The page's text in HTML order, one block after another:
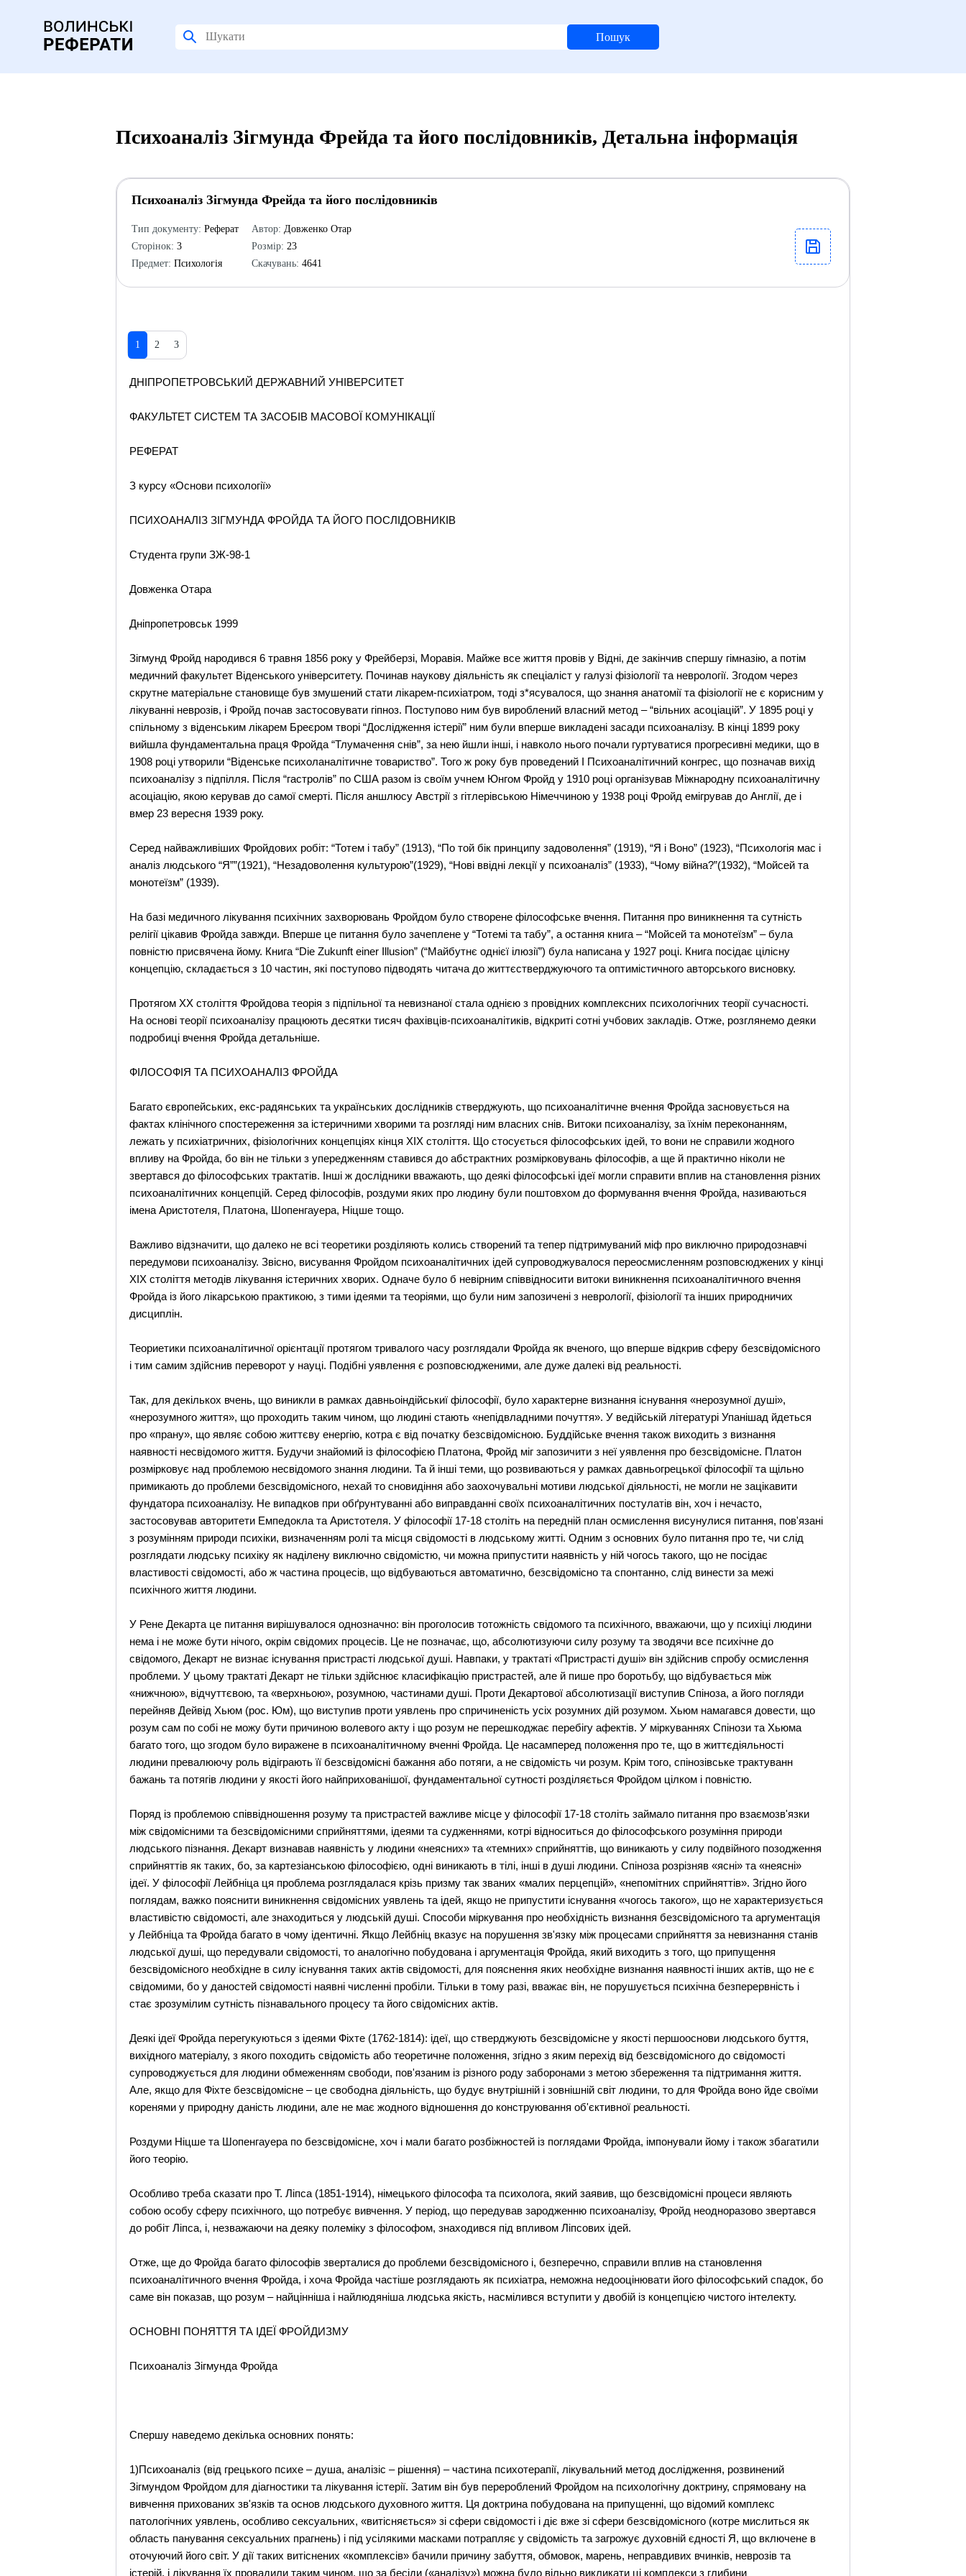
Пошук
Психоаналіз Зігмунда Фрейда та його послідовників, Детальна інформація
Психоаналіз Зігмунда Фрейда та його послідовників
Тип документу: Реферат
Сторінок: 3
Предмет: Психологія
Автор: Довженко Отар
Розмір: 23
Скачувань: 4641
1 2 3
ДНІПРОПЕТРОВСЬКИЙ ДЕРЖАВНИЙ УНІВЕРСИТЕТ
ФАКУЛЬТЕТ СИСТЕМ ТА ЗАСОБІВ МАСОВОЇ КОМУНІКАЦІЇ
РЕФЕРАТ
З курсу «Основи психології»
ПСИХОАНАЛІЗ ЗІГМУНДА ФРОЙДА ТА ЙОГО ПОСЛІДОВНИКІВ
Студента групи ЗЖ-98-1
Довженка Отара
Дніпропетровськ 1999
Зігмунд Фройд народився 6 травня 1856 року у Фрейберзі, Моравія. Майже все життя провів у Відні, де закінчив спершу гімназію, а потім
медичний факультет Віденського університету. Починав наукову діяльність як спеціаліст у галузі фізіології та неврології. Згодом через
скрутне матеріальне становище був змушений стати лікарем-психіатром, тоді з*ясувалося, що знання анатомії та фізіології не є корисним у
лікуванні неврозів, і Фройд почав застосовувати гіпноз. Поступово ним був вироблений власний метод – “вільних асоціацій”. У 1895 році у
спільному з віденським лікарем Бреєром творі “Дослідження істерії” ним були вперше викладені засади психоаналізу. В кінці 1899 року
вийшла фундаментальна праця Фройда “Тлумачення снів”, за нею йшли інші, і навколо нього почали гуртуватися прогресивні медики, що в
1908 році утворили “Віденське психоланалітичне товариство”. Того ж року був проведений І Психоаналітичний конгрес, що позначав вихід
психоаналізу з підпілля. Після “гастролів” по США разом із своїм учнем Юнгом Фройд у 1910 році організував Міжнародну психоаналітичну
асоціацію, якою керував до самої смерті. Після аншлюсу Австрії з гітлерівською Німеччиною у 1938 році Фройд емігрував до Англії, де і
вмер 23 вересня 1939 року.
Серед найважливіших Фройдових робіт: “Тотем і табу” (1913), “По той бік принципу задоволення” (1919), “Я і Воно” (1923), “Психологія мас і
аналіз людського “Я””(1921), “Незадоволення культурою”(1929), “Нові ввідні лекції у психоаналіз” (1933), “Чому війна?”(1932), “Мойсей та
монотеїзм” (1939).
На базі медичного лікування психічних захворювань Фройдом було створене філософське вчення. Питання про виникнення та сутність
релігії цікавив Фройда завжди. Вперше це питання було зачеплене у “Тотемі та табу”, а остання книга – “Мойсей та монотеїзм” – була
повністю присвячена йому. Книга “Die Zukunft einer Illusion” (“Майбутнє однієї ілюзії”) була написана у 1927 році. Книга посідає цілісну
концепцію, складається з 10 частин, які поступово підводять читача до життєстверджуючого та оптимістичного авторського висновку.
Протягом ХХ століття Фройдова теорія з підпільної та невизнаної стала однією з провідних комплексних психологічних теорії сучасності.
На основі теорії психоаналізу працюють десятки тисяч фахівців-психоаналітиків, відкриті сотні учбових закладів. Отже, розглянемо деяки
подробиці вчення Фройда детальніше.
ФІЛОСОФІЯ ТА ПСИХОАНАЛІЗ ФРОЙДА
Багато європейських, екс-радянських та українських дослідників стверджують, що психоаналітичне вчення Фройда засновується на
фактах клінічного спостереження за істеричними хворими та розгляді ним власних снів. Витоки психоаналізу, за їхнім переконанням,
лежать у психіатричних, фізіологічних концепціях кінця ХІХ століття. Що стосується філософських ідей, то вони не справили жодного
впливу на Фройда, бо він не тільки з упередженням ставився до абстрактних розмірковувань філософів, а ще й практично ніколи не
звертався до філософських трактатів. Інші ж дослідники вважають, що деякі філософські ідеї могли справити вплив на становлення різних
психоаналітичних концепцій. Серед філософів, роздуми яких про людину були поштовхом до формування вчення Фройда, називаються
імена Аристотеля, Платона, Шопенгауера, Ніцше тощо.
Важливо відзначити, що далеко не всі теоретики розділяють колись створений та тепер підтримуваний міф про виключно природознавчі
передумови психоаналізу. Звісно, висування Фройдом психоаналітичних ідей супроводжувалося переосмисленням розповсюджених у кінці
ХІХ століття методів лікування істеричних хворих. Одначе було б невірним співвідносити витоки виникнення психоаналітичного вчення
Фройда із його лікарською практикою, з тими ідеями та теоріями, що були ним запозичені з неврології, фізіології та інших природничих
дисциплін.
Теориетики психоаналітичної орієнтації протягом тривалого часу розглядали Фройда як вченого, що вперше відкрив сферу безсвідомісного
і тим самим здійснив переворот у науці. Подібні уявлення є розповсюдженими, але дуже далекі від реальності.
Так, для декількох вчень, що виникли в рамках давньоіндійськиї філософії, було характерне визнання існування «нерозумної душі»,
«нерозумного життя», що проходить таким чином, що людині стають «непідвладними почуття». У ведійській літературі Упанішад йдеться
про «прану», що являє собою життєву енергію, котра є від початку безсвідомісною. Буддійське вчення також виходить з визнання
наявності несвідомого життя. Будучи знайомий із філософією Платона, Фройд міг запозичити з неї уявлення про безсвідомісне. Платон
розмірковує над проблемою несвідомого знання людини. Та й інші теми, що розвиваються у рамках давньогрецької філософії та щільно
примикають до проблеми безсвідомісного, нехай то сновидіння або заохочувальні мотиви людської діяльності, не могли не зацікавити
фундатора психоаналізу. Не випадков при обґрунтуванні або виправданні своїх психоаналітичних постулатів він, хоч і нечасто,
застосовував авторитети Емпедокла та Аристотеля. У філософії 17-18 століть на передній план осмислення висунулися питання, пов'язані
з розумінням природи психіки, визначенням ролі та місця свідомості в людському житті. Одним з основних було питання про те, чи слід
розглядати людську психіку як наділену виключно свідомістю, чи можна припустити наявність у ній чогось такого, що не посідає
властивості свідомості, або ж частина процесів, що відбуваються автоматично, безсвідомісно та спонтанно, слід винести за межі
психічного життя людини.
У Рене Декарта це питання вирішувалося однозначно: він проголосив тотожність свідомого та психічного, вважаючи, що у психіці людини
нема і не може бути нічого, окрім свідомих процесів. Це не позначає, що, абсолютизуючи силу розуму та зводячи все психічне до
свідомого, Декарт не визнає існування пристрасті людської душі. Навпаки, у трактаті «Пристрасті душі» він здійснив спробу осмислення
проблеми. У цьому трактаті Декарт не тільки здійснює класифікацію пристрастей, але й пише про боротьбу, що відбувається між
«нижчною», відчуттєвою, та «верхньою», розумною, частинами душі. Проти Декартової абсолютизації виступив Спіноза, а його погляди
перейняв Дейвід Хьюм (рос. Юм), що виступив проти уявлень про спричиненість усіх розумних дій розумом. Хьюм намагався довести, що
розум сам по собі не можу бути причиною волевого акту і що розум не перешкоджає перебігу афектів. У міркуваннях Спінози та Хьюма
багато того, що згодом було виражене в психоаналітичному вченні Фройда. Це насамперед положення про те, що в життєдіяльності
людини превалюючу роль відіграють її безсвідомісні бажання або потяги, а не свідомість чи розум. Крім того, спінозівське трактуванн
бажань та потягів людини у якості його найприхованішої, фундаментальної сутності розділяється Фройдом цілком і повністю.
Поряд із проблемою співвідношення розуму та пристрастей важливе місце у філософії 17-18 століть займало питання про взаємозв'язки
між свідомісними та безсвідомісними сприйняттями, ідеями та судженнями, котрі відноситься до філософського розуміння природи
людського пізнання. Декарт визнавав наявність у людини «неясних» та «темних» сприйняттів, що виникають у силу подвійного позодження
сприйняттів як таких, бо, за картезіанською філософією, одні виникають в тілі, інші в душі людини. Спіноза розрізняв «ясні» та «неясні»
ідеї. У філософії Лейбніца ця проблема розглядалася крізь призму так званих «малих перцепцій», «непомітних сприйняттів». Згідно його
поглядам, важко пояснити виникнення свідомісних уявлень та ідей, якщо не припустити існування «чогось такого», що не характеризується
властивістю свідомості, але знаходиться у людській душі. Способи міркування про необхідність визнання безсвідомісного та аргументація
у Лейбніца та Фройда багато в чому ідентичні. Якщо Лейбніц вказує на порушення зв'язку між процесами сприйняття за невизнання станів
людської душі, що передували свідомості, то аналогічно побудована і аргументація Фройда, який виходить з того, що припущення
безсвідомісного необхідне в силу існування таких актів свідомості, для пояснення яких необхідне визнання наявності інших актів, що не є
свідомими, бо у даностей свідомості наявні численні пробіли. Тільки в тому разі, вважає він, не порушується психічна безперервність і
стає зрозумілим сутність пізнавального процесу та його свідомісних актів.
Деякі ідеї Фройда перегукуються з ідеями Фіхте (1762-1814): ідеї, що стверджують безсвідомісне у якості першооснови людського буття,
вихідного матеріалу, з якого походить свідомість або теоретичне положення, згідно з яким перехід від безсвідомісного до свідомості
супроводжується для людини обмеженням свободи, пов'язаним із різного роду заборонами з метою збереження та підтримання життя.
Але, якщо для Фіхте безсвідомісне – це свободна діяльність, що будує внутрішній і зовнішній світ людини, то для Фройда воно йде своїми
коренями у природну даність людини, але не має жодного відношення до конструювання об'єктивної реальності.
Роздуми Ніцше та Шопенгауера по безсвідомісне, хоч і мали багато розбіжностей із поглядами Фройда, імпонували йому і також збагатили
його теорію.
Особливо треба сказати про Т. Ліпса (1851-1914), німецького філософа та психолога, який заявив, що безсвідомісні процеси являють
собою особу сферу психічного, що потребує вивчення. У період, що передував зародженню психоаналізу, Фройд неодноразово звертався
до робіт Ліпса, і, незважаючи на деяку полеміку з філософом, знаходився під впливом Ліпсових ідей.
Отже, ще до Фройда багато філософів зверталися до проблеми безсвідомісного і, безперечно, справили вплив на становлення
психоаналітичного вчення Фройда, і хоча Фройда частіше розглядають як психіатра, неможна недооцінювати його філософський спадок, бо
саме він показав, що розум – найцінніша і найлюдяніша людська якість, насмілився вступити у двобій із концепцією чистого інтелекту.
ОСНОВНІ ПОНЯТТЯ ТА ІДЕЇ ФРОЙДИЗМУ
Психоаналіз Зігмунда Фройда
Спершу наведемо декілька основних понять:
1)Психоаналіз (від грецького психе – душа, аналізіс – рішення) – частина психотерапії, лікувальний метод дослідження, розвинений
Зігмундом Фройдом для діагностики та лікування істерії. Затим він був перероблений Фройдом на психологічну доктрину, спрямовану на
вивчення прихованих зв'язків та основ людського духовного життя. Ця доктрина побудована на припущенні, що відомий комплекс
патологічних уявлень, особливо сексуальних, «витісняється» зі сфери свідомості і діє вже зі сфери безсвідомісного (котре мислиться як
область панування сексуальних прагнень) і під усілякими масками потрапляє у свідомість та загрожує духовній єдності Я, що включене в
оточуючий його світ. У дії таких витіснених «комплексів» бачили причину забуття, обмовок, марень, неправдивих вчинків, неврозів та
істерій, і лікування їх провадили таким чином, що за бесіди («аналізу») можна було вільно викликати ці комплекси з глибини